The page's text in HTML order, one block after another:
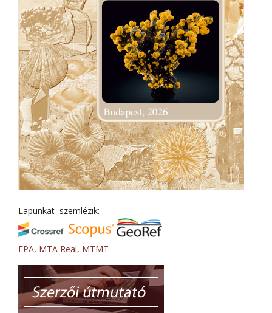
Lapunkat szemlézik:
EPA, MTA Real, MTMT